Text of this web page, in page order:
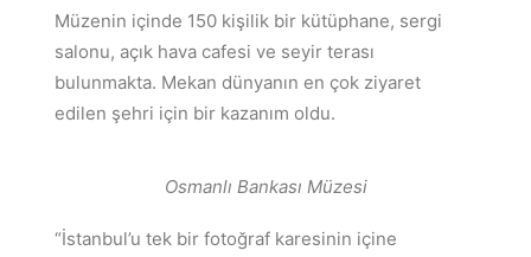
Müzenin içinde 150 kişilik bir kütüphane, sergi
salonu, açık hava cafesi ve seyir terası
bulunmakta. Mekan dünyanın en çok ziyaret
edilen şehri için bir kazanım oldu.
Osmanlı Bankası Müzesi
“İstanbul’u tek bir fotoğraf karesinin içine